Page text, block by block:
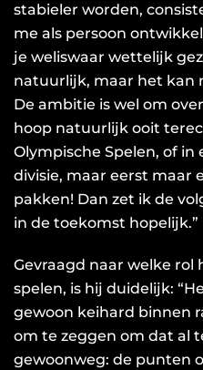
stabieler worden,
me als persoon
je weliswaar wettelijk
natuurlijk, maar het kan
De ambitie is wel om
hoop natuurlijk ooit
Olympische Spelen, of in
divisie, maar eerst maar
pakken! Dan zet ik de
in de toekomst hopelijk.”
Gevraagd naar welke
spelen, is hij duidelijk:
gewoon keihard binnen
om te zeggen om dat al
gewoonweg: de punten